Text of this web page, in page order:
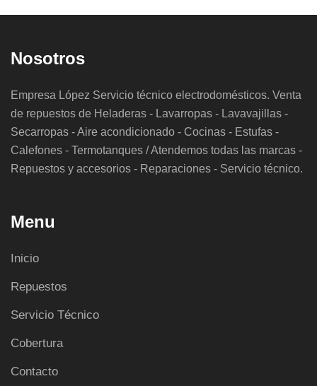
Nosotros
Empresa López Servicio técnico electrodomésticos. Venta
de repuestos de Heladeras - Lavarropas - Lavavajillas -
Secarropas - Aire acondicionado - Cocinas - Estufas -
Calefones - Termotanques / Atendemos todas las marcas -
Repuestos y accesorios - Reparaciones - Servicio técnico.
Menu
Inicio
Repuestos
Servicio Técnico
Cobertura
Contacto